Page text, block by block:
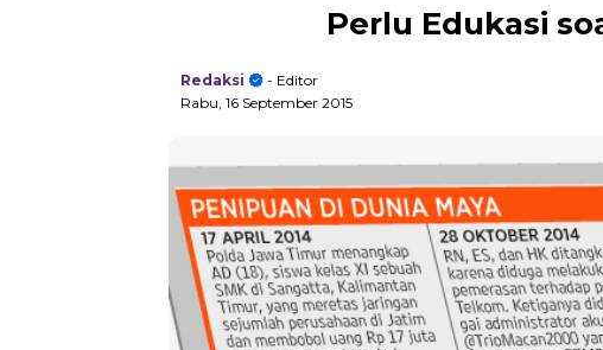
Perlu Edukasi
Redaksi
- Editor
Rabu, 16 September 2015